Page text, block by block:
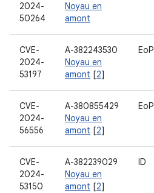
2024-
50264
Noyau en
amont
CVE-
2024-
53197
A-382243530
Noyau en
amont [2]
EoP
CVE-
2024-
56556
A-380855429
Noyau en
amont [2]
EoP
CVE-
2024-
53150
A-382239029
Noyau en
amont [2]
ID